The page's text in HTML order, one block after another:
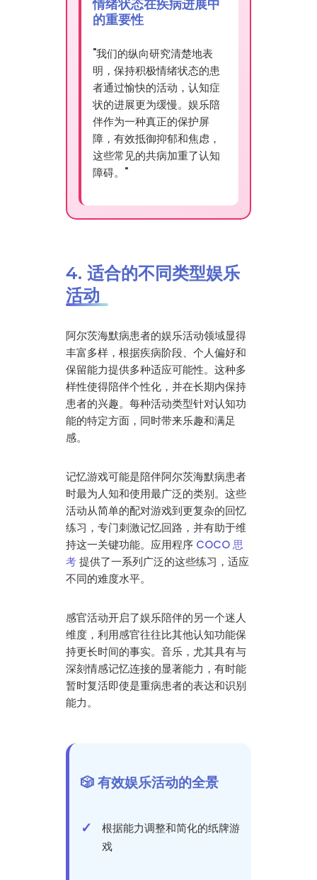
情绪状态在疾病进展中
的重要性
"我们的纵向研究清楚地表
明，保持积极情绪状态的患
者通过愉快的活动，认知症
状的进展更为缓慢。娱乐陪
伴作为一种真正的保护屏
障，有效抵御抑郁和焦虑，
这些常见的共病加重了认知
障碍。"
4. 适合的不同类型娱乐
活动
阿尔茨海默病患者的娱乐活动领域显得
丰富多样，根据疾病阶段、个人偏好和
保留能力提供多种适应可能性。这种多
样性使得陪伴个性化，并在长期内保持
患者的兴趣。每种活动类型针对认知功
能的特定方面，同时带来乐趣和满足
感。
记忆游戏可能是陪伴阿尔茨海默病患者
时最为人知和使用最广泛的类别。这些
活动从简单的配对游戏到更复杂的回忆
练习，专门刺激记忆回路，并有助于维
持这一关键功能。应用程序 COCO 思
考提供了一系列广泛的这些练习，适应
不同的难度水平。
感官活动开启了娱乐陪伴的另一个迷人
维度，利用感官往往比其他认知功能保
持更长时间的事实。音乐，尤其具有与
深刻情感记忆连接的显著能力，有时能
暂时复活即使是重病患者的表达和识别
能力。
🎲 有效娱乐活动的全景
根据能力调整和简化的纸牌游
戏